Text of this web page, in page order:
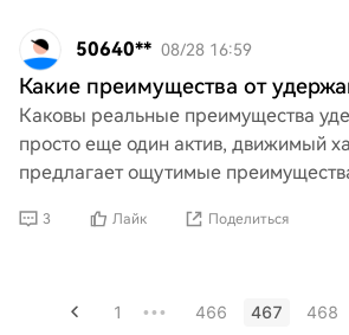
50640** 08/28 16:59
Какие преимущества от
Каковы реальные преимущества
просто еще один актив, движимый
предлагает ощутимые
долгос
3 Лайк Поделиться
1 ••• 466 467 468